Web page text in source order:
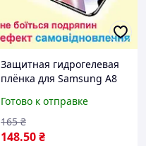
Защитная гидрогелевая
плёнка для Samsung A8
Готово к отправке
148.50₴
165 ₴